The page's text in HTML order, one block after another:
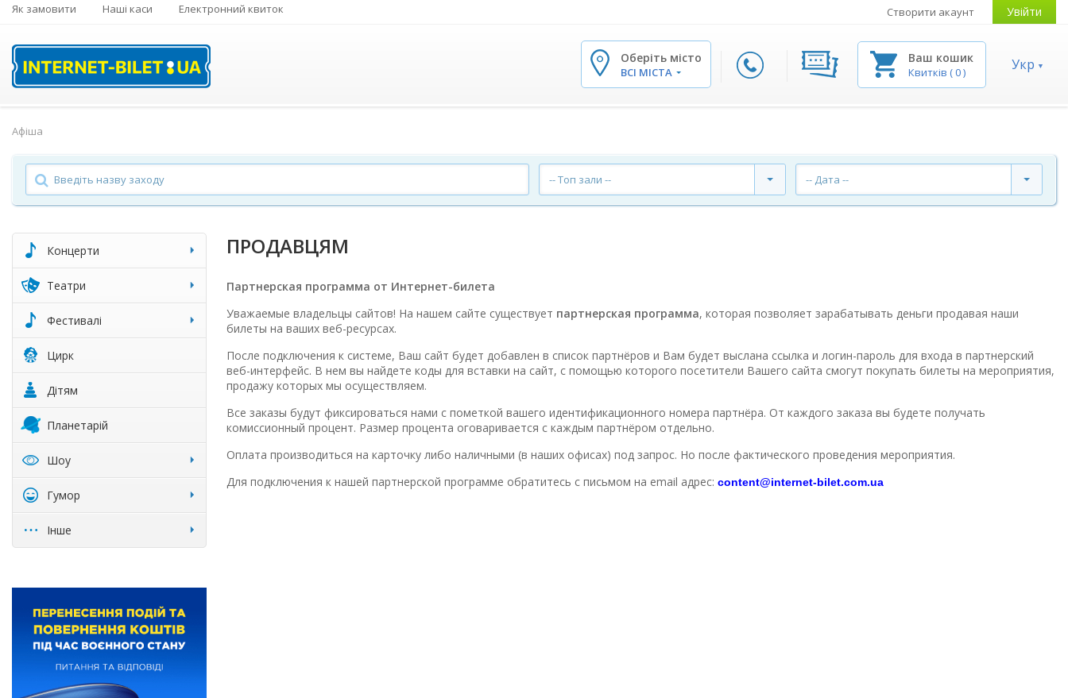
Як замовити Наші каси Електронний квиток Створити акаунт Увійти
Оберіть місто
ВСІ МІСТА
Ваш кошик
Квитків (0) Укр
Афіша
-- Топ зали -- -- Дата --
Концерти
Театри
Фестивалі
Цирк
Дітям
Планетарій
Шоу
Гумор
Інше
ПРОДАВЦЯМ
Партнерская программа от Интернет-билета
Уважаемые владельцы сайтов! На нашем сайте существует партнерская программа, которая позволяет зарабатывать деньги продавая наши
билеты на ваших веб-ресурсах.
После подключения к системе, Ваш сайт будет добавлен в список партнёров и Вам будет выслана ссылка и логин-пароль для входа в партнерский
веб-интерфейс. В нем вы найдете коды для вставки на сайт, с помощью которого посетители Вашего сайта смогут покупать билеты на мероприятия,
продажу которых мы осуществляем.
Все заказы будут фиксироваться нами с пометкой вашего идентификационного номера партнёра. От каждого заказа вы будете получать
комиссионный процент. Размер процента оговаривается с каждым партнёром отдельно.
Оплата производиться на карточку либо наличными (в наших офисах) под запрос. Но после фактического проведения мероприятия.
Для подключения к нашей партнерской программе обратитесь с письмом на email адрес: content@internet-bilet.com.ua